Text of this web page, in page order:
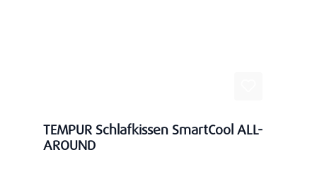
TEMPUR Schlafkissen SmartCool ALL-
AROUND